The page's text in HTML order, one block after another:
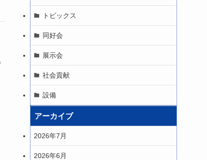
トピックス
同好会
展示会
社会貢献
設備
アーカイブ
2026年7月
2026年6月